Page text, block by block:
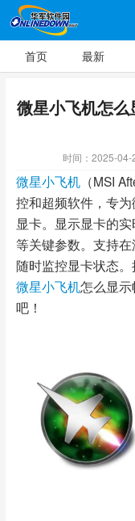
首页 最新
微星小飞机怎
时间：2025-04-
微星小飞机（MSI
控和超频软件，专
显卡。显示显卡的
等关键参数。支持
随时监控显卡状态
微星小飞机怎么显示
吧！